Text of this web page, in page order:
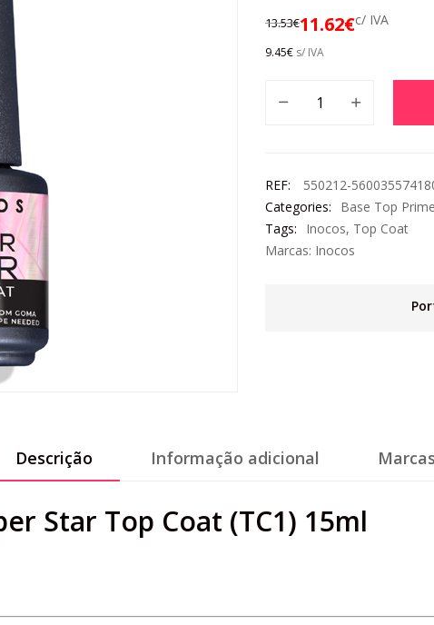
13.53€11.62€c/ IVA
9.45€ s/ IVA
REF:
550212-
Categories:
Base Top
Tags:
Inocos, Top Coat
Marcas: Inocos
Descrição Informação adicional
Star Top Coat (TC1) 15ml